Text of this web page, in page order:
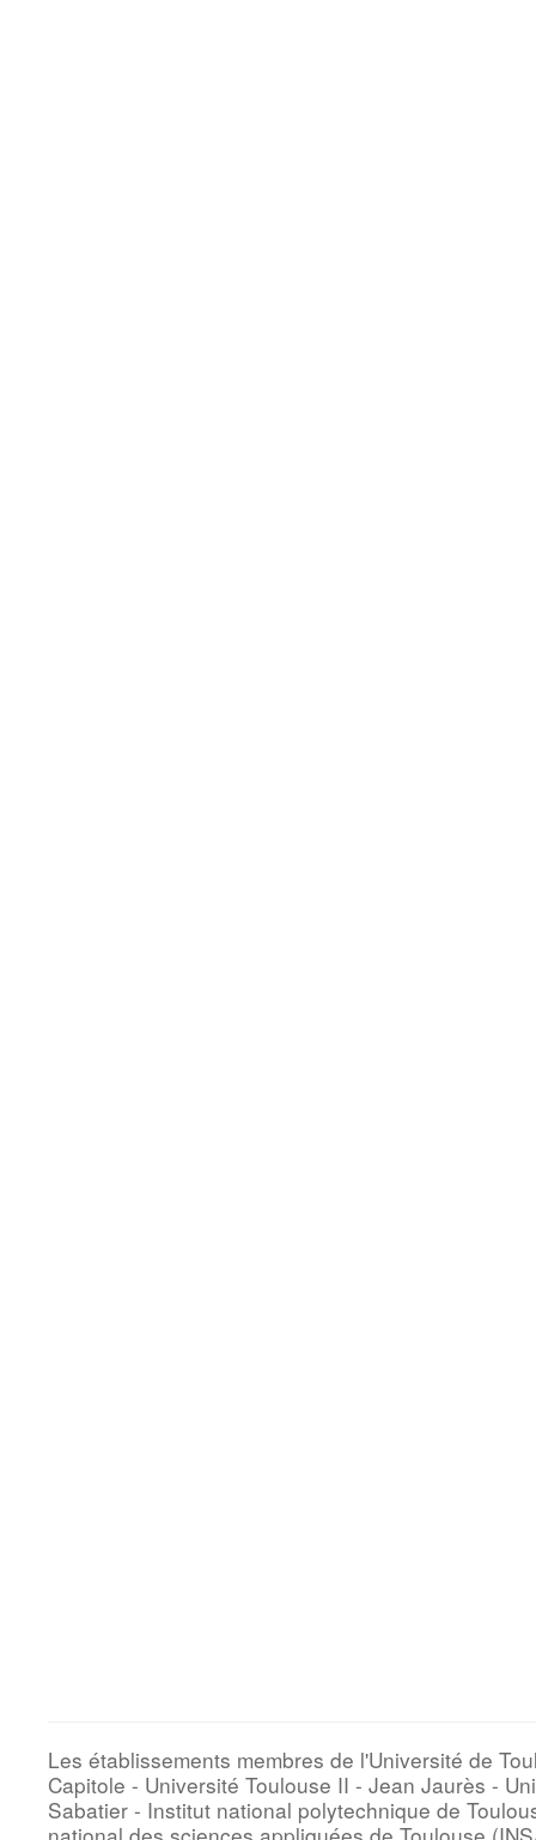
Les établissements membres de l'Université de
Capitole - Université Toulouse II - Jean Jaurès -
Sabatier - Institut national polytechnique de